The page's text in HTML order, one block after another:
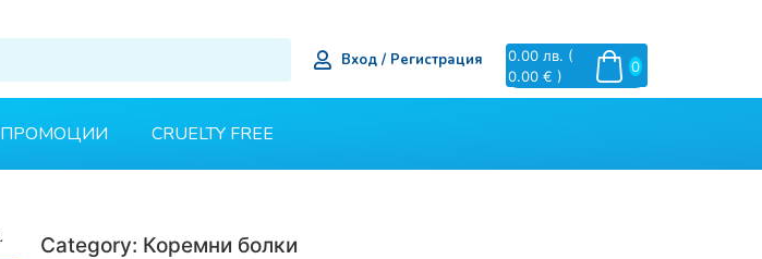
Вход / Регистрация 0
0.00 лв. (
0.00 € )
ПРОМОЦИИ CRUELTY FREE
Category: Коремни болки